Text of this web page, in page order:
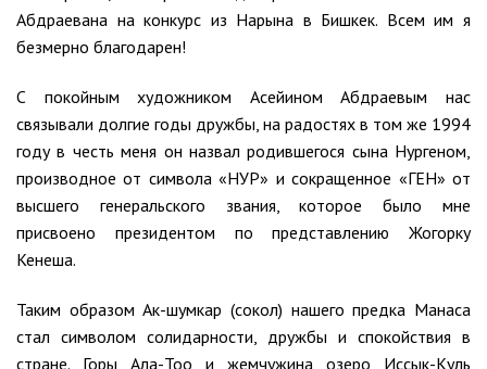
Абдраевана на конкурс из Нарына в Бишкек. Всем им я
безмерно благодарен!
С покойным художником Асейином Абдраевым нас
связывали долгие годы дружбы, на радостях в том же 1994
году в честь меня он назвал родившегося сына Нургеном,
производное от символа «НУР» и сокращенное «ГЕН» от
высшего генеральского звания, которое было мне
присвоено президентом по представлению Жогорку
Кенеша.
Таким образом Ак-шумкар (сокол) нашего предка Манаса
стал символом солидарности, дружбы и спокойствия в
стране. Горы Ала-Тоо и жемчужина озеро Иссык-Куль